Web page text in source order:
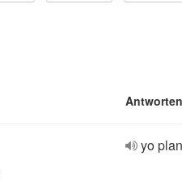
Antworten
yo